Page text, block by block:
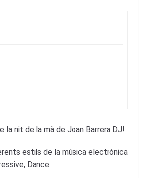
la nit de la mà de Joan Barrera DJ!
estils de la música electrònica
Dance.